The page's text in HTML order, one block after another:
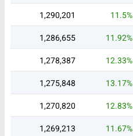
11.5%
1,290,201
11.92%
1,286,655
12.33%
1,278,387
13.17%
1,275,848
12.83%
1,270,820
11.67%
1,269,213